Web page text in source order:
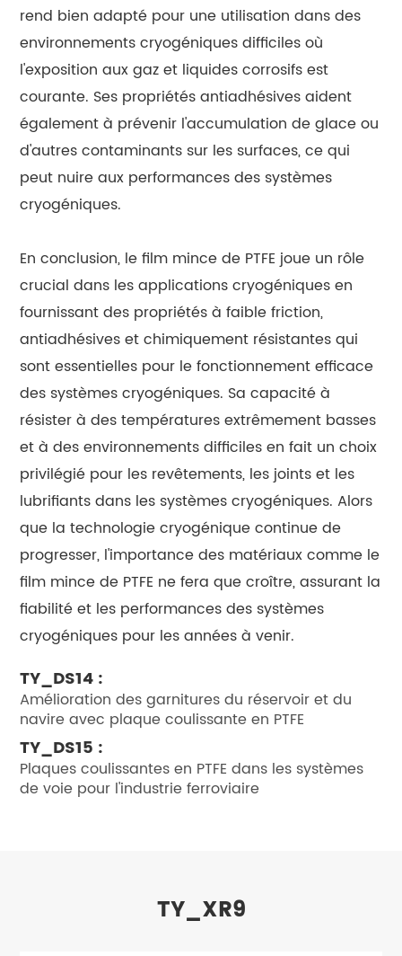
rend bien adapté pour une utilisation dans des
environnements cryogéniques difficiles où
l'exposition aux gaz et liquides corrosifs est
courante. Ses propriétés antiadhésives aident
également à prévenir l'accumulation de glace ou
d'autres contaminants sur les surfaces, ce qui
peut nuire aux performances des systèmes
cryogéniques.
En conclusion, le film mince de PTFE joue un rôle
crucial dans les applications cryogéniques en
fournissant des propriétés à faible friction,
antiadhésives et chimiquement résistantes qui
sont essentielles pour le fonctionnement efficace
des systèmes cryogéniques. Sa capacité à
résister à des températures extrêmement basses
et à des environnements difficiles en fait un choix
privilégié pour les revêtements, les joints et les
lubrifiants dans les systèmes cryogéniques. Alors
que la technologie cryogénique continue de
progresser, l'importance des matériaux comme le
film mince de PTFE ne fera que croître, assurant la
fiabilité et les performances des systèmes
cryogéniques pour les années à venir.
TY_DS14 :
Amélioration des garnitures du réservoir et du
navire avec plaque coulissante en PTFE
TY_DS15 :
Plaques coulissantes en PTFE dans les systèmes
de voie pour l'industrie ferroviaire
TY_XR9